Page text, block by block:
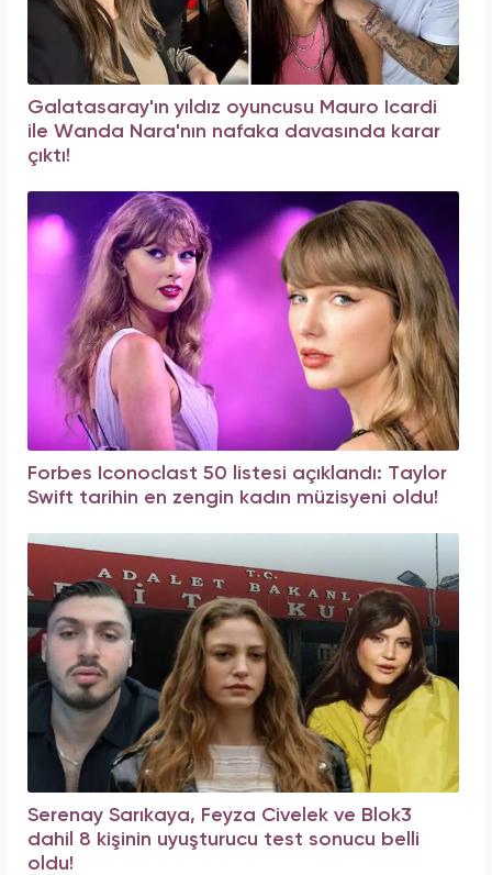
Galatasaray'ın yıldız oyuncusu Mauro Icardi
ile Wanda Nara'nın nafaka davasında karar
çıktı!
Forbes Iconoclast 50 listesi açıklandı: Taylor
Swift tarihin en zengin kadın müzisyeni oldu!
Serenay Sarıkaya, Feyza Civelek ve Blok3
dahil 8 kişinin uyuşturucu test sonucu belli
oldu!